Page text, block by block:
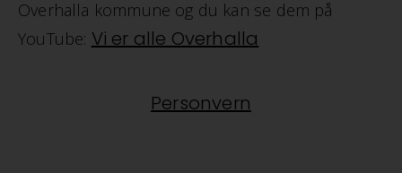
Overhalla kommune og du kan se dem på
YouTube: Vi er alle Overhalla
Personvern